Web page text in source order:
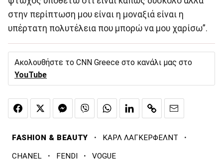
στην περίπτωση μου είναι η μοναξιά είναι η
υπέρτατη πολυτέλεια που μπορώ να μου χαρίσω”.
Ακολουθήστε το CNN Greece στο κανάλι μας στο
YouTube
FASHION & BEAUTY · ΚΑΡΛ ΛΑΓΚΕΡΦΕΛΝΤ ·
CHANEL · FENDI · VOGUE